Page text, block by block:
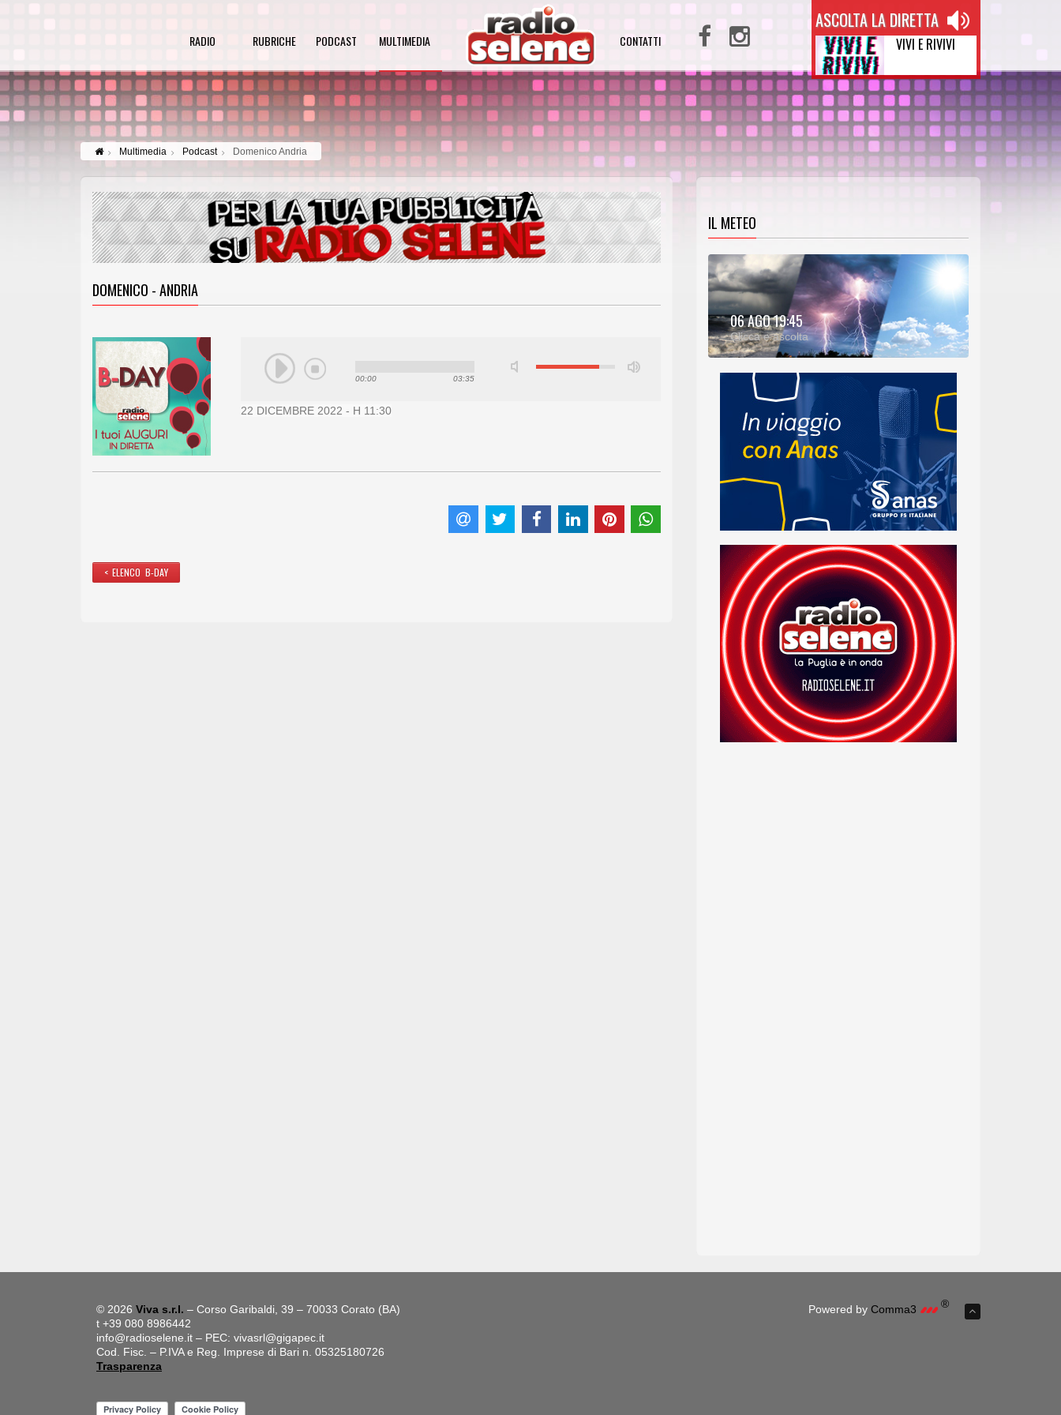
RADIO RUBRICHE PODCAST MULTIMEDIA CONTATTI
ASCOLTA LA DIRETTA
VIVI E RIVIVI
Multimedia Podcast Domenico Andria
DOMENICO - ANDRIA
00:00 03:35
22 DICEMBRE 2022 - H 11:30
< ELENCO B-DAY
IL METEO
06 AGO 19:45
Clicca e ascolta
METEO:
00:00
00:27
© 2026 Viva s.r.l. – Corso Garibaldi, 39 – 70033 Corato (BA)
t +39 080 8986442
info@radioselene.it – PEC: vivasrl@gigapec.it
Cod. Fisc. – P.IVA e Reg. Imprese di Bari n. 05325180726
Trasparenza
Powered by Comma3 ®